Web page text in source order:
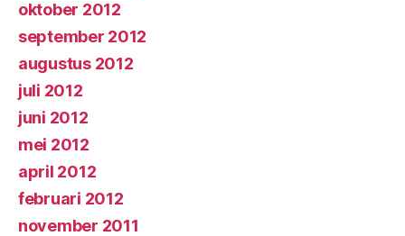
oktober 2012
september 2012
augustus 2012
juli 2012
juni 2012
mei 2012
april 2012
februari 2012
november 2011